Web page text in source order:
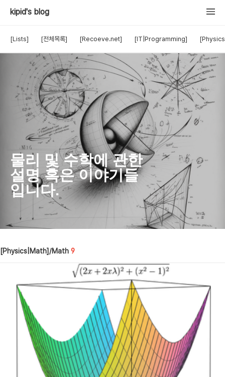
kipid's blog
[Lists] [전체목록] [Recoeve.net] [IT|Programming]
물리 및 수학에 관한
설명 혹은 이야기들
입니다.
[Physics|Math]/Math 9